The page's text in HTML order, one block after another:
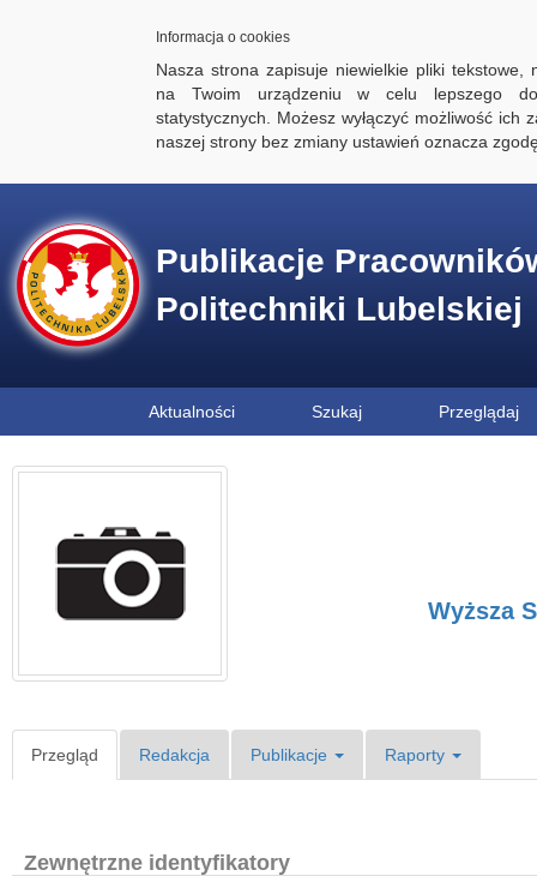
Informacja o cookies
Nasza strona zapisuje niewielkie pliki tekstowe,
na Twoim urządzeniu w celu lepszego
statystycznych. Możesz wyłączyć możliwość ich
naszej strony bez zmiany ustawień oznacza
Publikacje
Politechniki Lubelskiej
Aktualności Szukaj Przeglądaj
Wyższa
Przegląd Redakcja Publikacje Raporty
Zewnętrzne identyfikatory